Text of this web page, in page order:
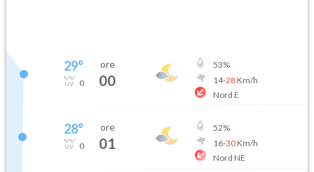
29°
0
ore
00
53%
14-28Km/h
Nord E
28°
0
ore
01
52%
16-30Km/h
Nord NE